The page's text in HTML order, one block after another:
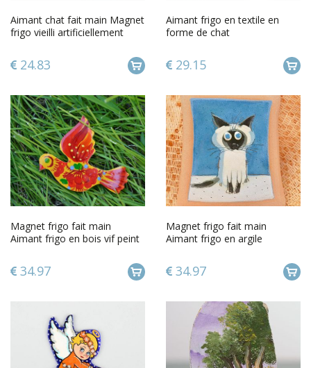
Aimant chat fait main Magnet
frigo vieilli artificiellement
24.83
Aimant frigo en textile en
forme de chat
29.15
Magnet frigo fait main
Aimant frigo en bois vif peint
34.97
Magnet frigo fait main
Aimant frigo en argile
bleus
34.97